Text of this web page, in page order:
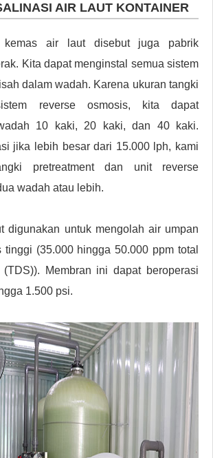
AIR LAUT KONTAINER
air laut disebut juga pabrik
Kita dapat menginstal semua sistem
dalam wadah. Karena ukuran tangki
reverse osmosis, kita dapat
10 kaki, 20 kaki, dan 40 kaki.
jika lebih besar dari 15.000 lph, kami
pretreatment dan unit reverse
wadah atau lebih.
digunakan untuk mengolah air umpan
tinggi (35.000 hingga 50.000 ppm total
(TDS)). Membran ini dapat beroperasi
1.500 psi.